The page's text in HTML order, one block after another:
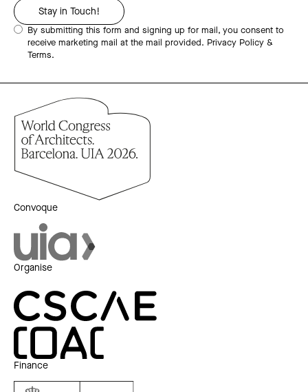
By submitting this form and signing up for mail, you consent to
receive marketing mail at the mail provided. Privacy Policy &
Terms.
Convoque
Organise
Finance